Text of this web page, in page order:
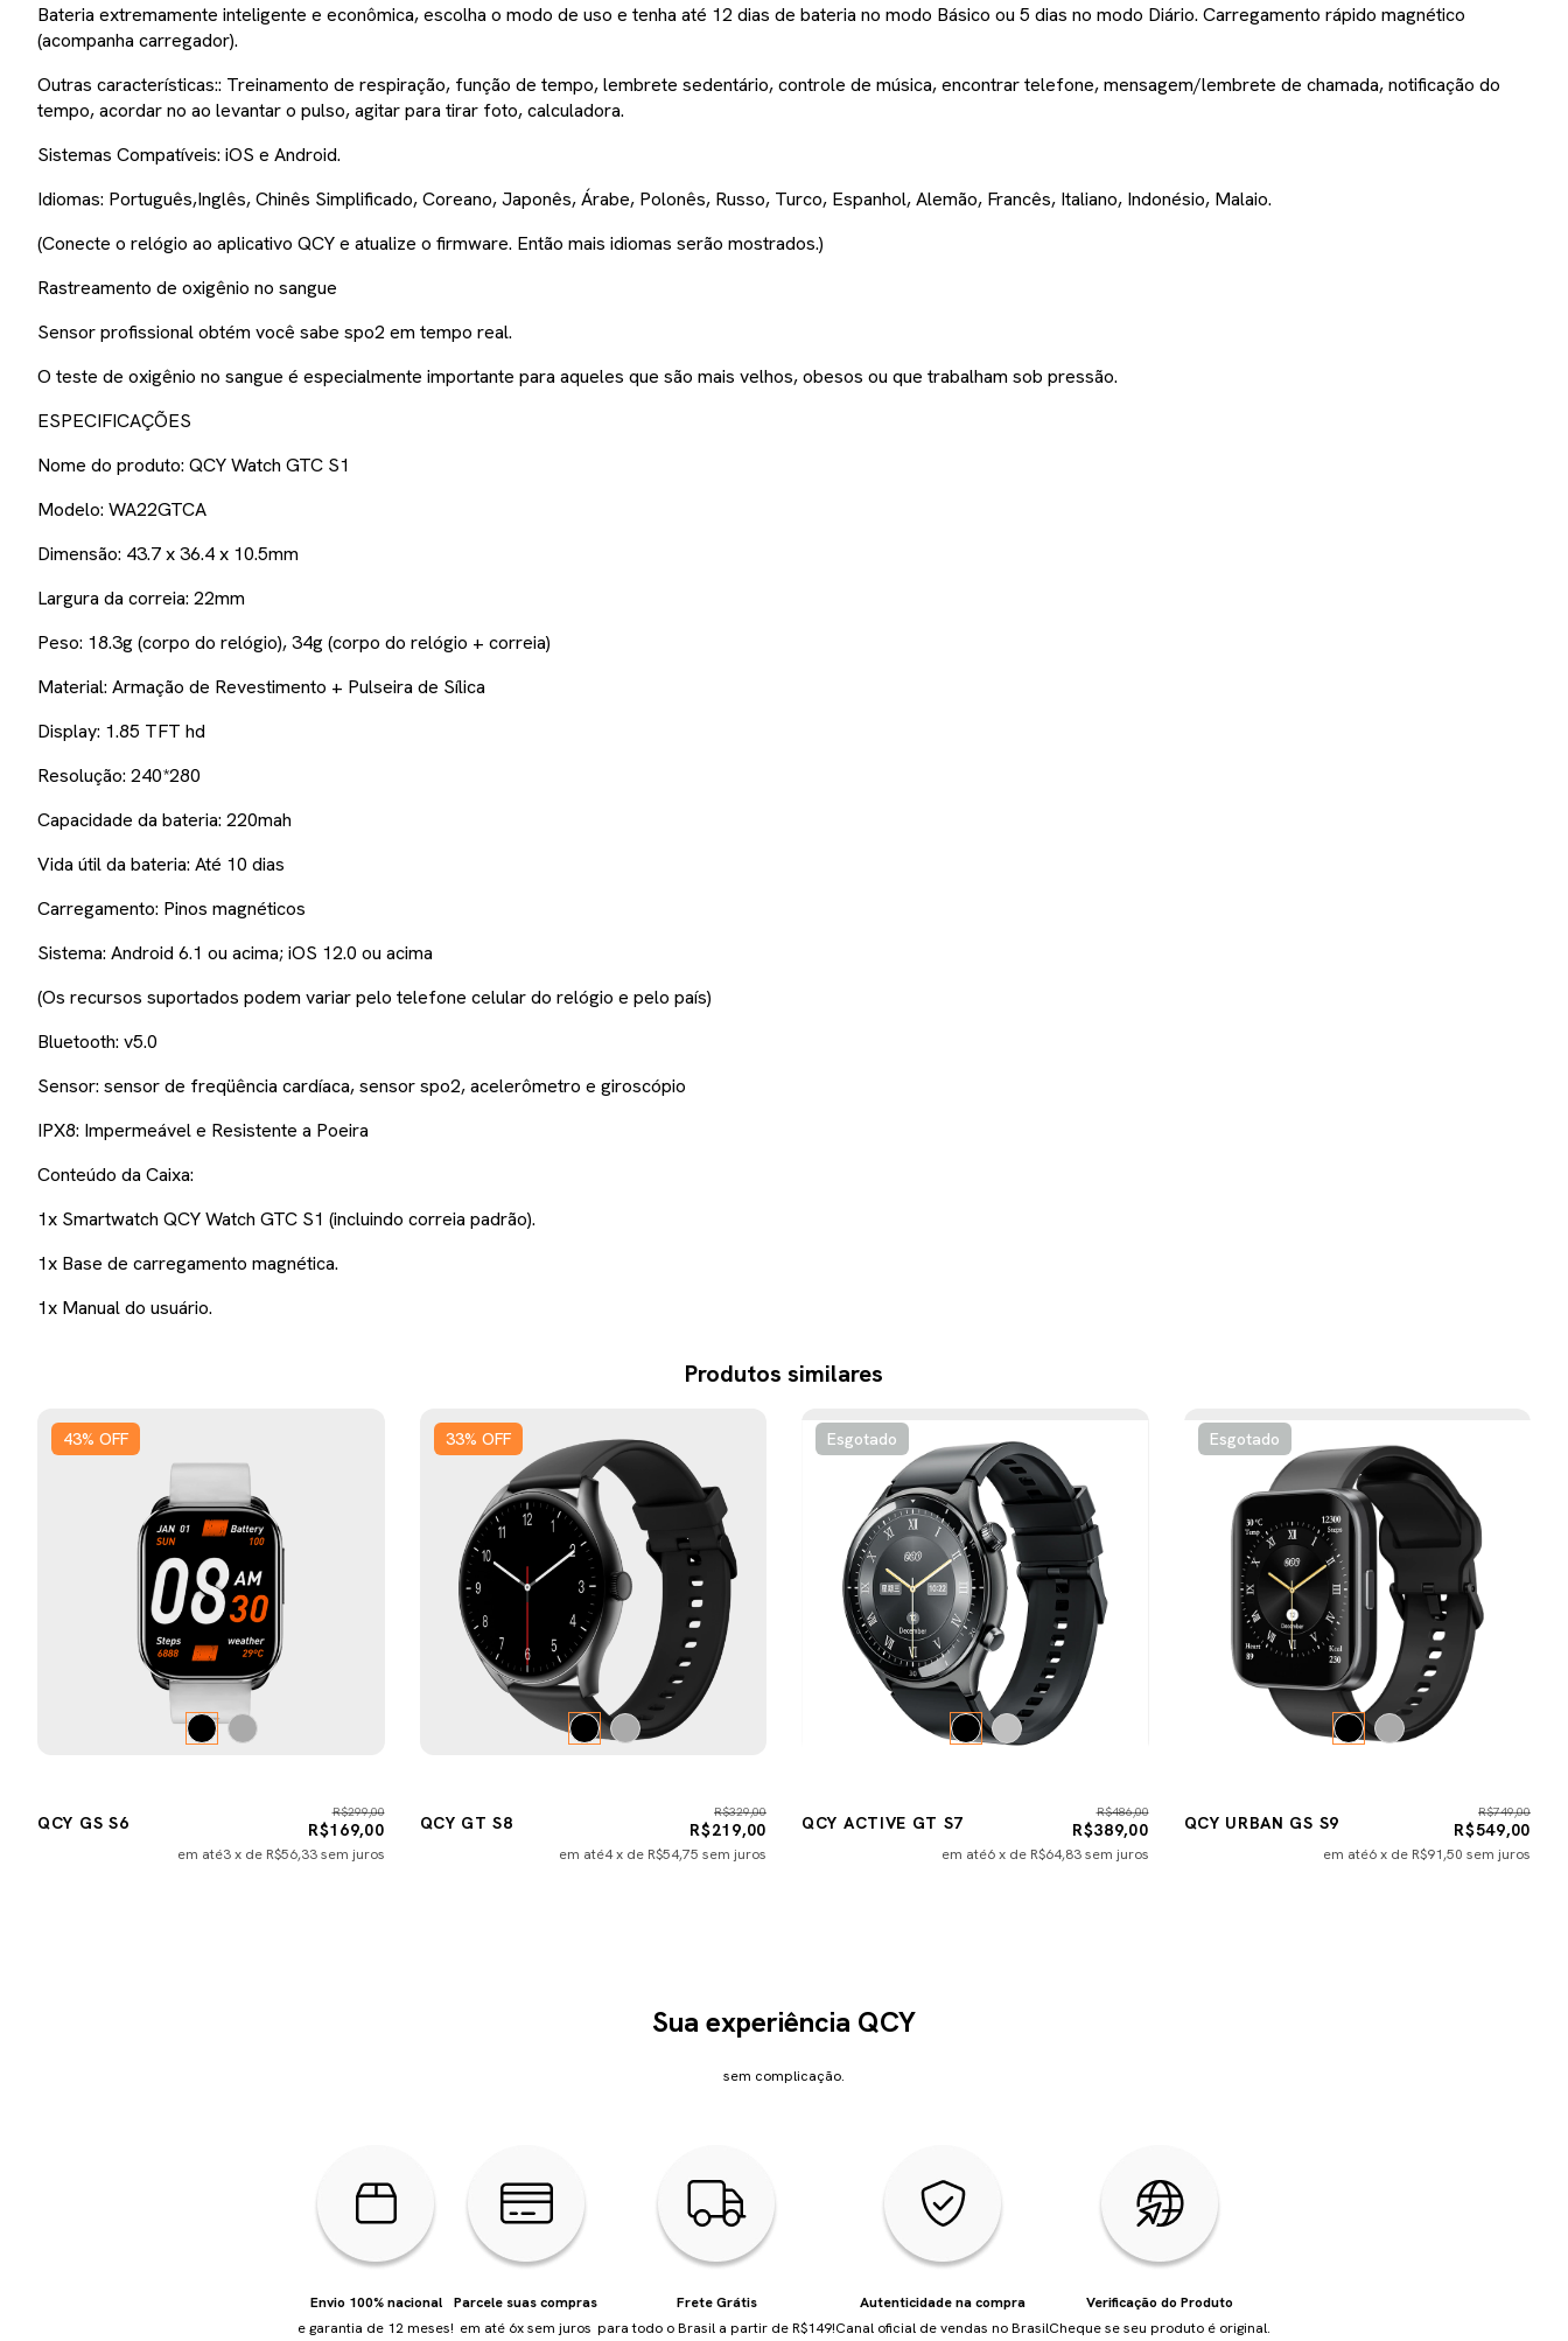
Bateria extremamente inteligente e econômica, escolha o modo de uso e tenha até 12 dias de bateria no modo Básico ou 5 dias no modo Diário. Carregamento rápido magnético
(acompanha carregador).
Outras características:: Treinamento de respiração, função de tempo, lembrete sedentário, controle de música, encontrar telefone, mensagem/lembrete de chamada, notificação do
tempo, acordar no ao levantar o pulso, agitar para tirar foto, calculadora.
Sistemas Compatíveis: iOS e Android.
Idiomas: Português,Inglês, Chinês Simplificado, Coreano, Japonês, Árabe, Polonês, Russo, Turco, Espanhol, Alemão, Francês, Italiano, Indonésio, Malaio.
(Conecte o relógio ao aplicativo QCY e atualize o firmware. Então mais idiomas serão mostrados.)
Rastreamento de oxigênio no sangue
Sensor profissional obtém você sabe spo2 em tempo real.
O teste de oxigênio no sangue é especialmente importante para aqueles que são mais velhos, obesos ou que trabalham sob pressão.
ESPECIFICAÇÕES
Nome do produto: QCY Watch GTC S1
Modelo: WA22GTCA
Dimensão: 43.7 x 36.4 x 10.5mm
Largura da correia: 22mm
Peso: 18.3g (corpo do relógio), 34g (corpo do relógio + correia)
Material: Armação de Revestimento + Pulseira de Sílica
Display: 1.85 TFT hd
Resolução: 240*280
Capacidade da bateria: 220mah
Vida útil da bateria: Até 10 dias
Carregamento: Pinos magnéticos
Sistema: Android 6.1 ou acima; iOS 12.0 ou acima
(Os recursos suportados podem variar pelo telefone celular do relógio e pelo país)
Bluetooth: v5.0
Sensor: sensor de freqüência cardíaca, sensor spo2, acelerômetro e giroscópio
IPX8: Impermeável e Resistente a Poeira
Conteúdo da Caixa:
1x Smartwatch QCY Watch GTC S1 (incluindo correia padrão).
1x Base de carregamento magnética.
1x Manual do usuário.
Produtos similares
43% OFF
QCY GS S6 R$299,00
R$169,00
em até3 x de R$56,33 sem juros
33% OFF
QCY GT S8 R$329,00
R$219,00
em até4x de R$54,75 sem juros
Esgotado
QCY ACTIVE GT S7 R$486,00
R$389,00
em até6 x de R$64,83 sem juros
Esgotado
QCY URBAN GS S9 R$749,00
R$549,00
em até6x de R$91,50 sem juros
Sua experiência QCY
sem complicação.
Envio 100% nacional
e garantia de 12 meses!
Parcele suas compras
em até 6x sem juros
Frete Grátis
para todo o Brasil a partir de R$149!
Autenticidade na compra
Canal oficial de vendas no Brasil
Verificação do Produto
Cheque se seu produto é original.